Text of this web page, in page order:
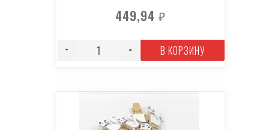
449,94₽
В КОРЗИНУ